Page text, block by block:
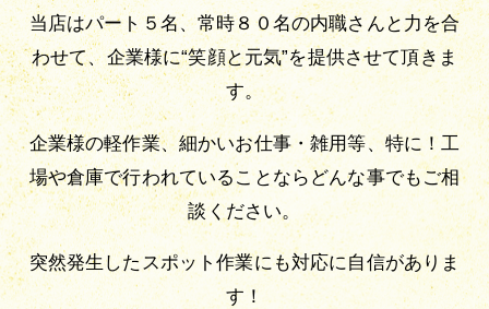
当店はパート５名、常時８０名の内職さんと力を合
わせて、企業様に“笑顔と元気”を提供させて頂きま
す。
企業様の軽作業、細かいお仕事・雑用等、特に！工
場や倉庫で行われていることならどんな事でもご相
談ください。
突然発生したスポット作業にも対応に自信がありま
す！